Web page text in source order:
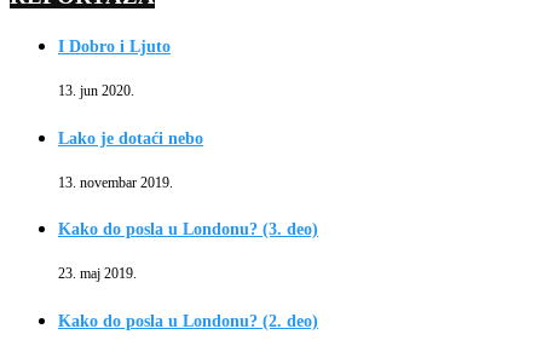
I Dobro i Ljuto
13. jun 2020.
Lako je dotaći nebo
13. novembar 2019.
Kako do posla u Londonu? (3. deo)
23. maj 2019.
Kako do posla u Londonu? (2. deo)